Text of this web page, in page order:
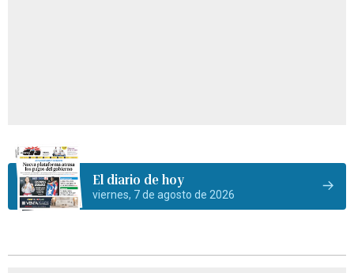
El diario de hoy
viernes, 7 de agosto de 2026